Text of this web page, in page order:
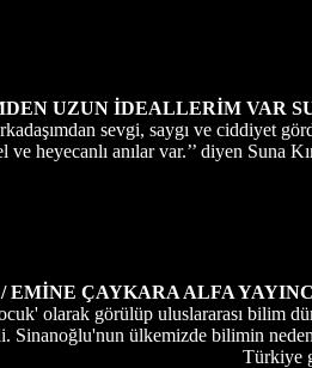
UZUN İDEALLERİM VAR
sevgi, saygı ve ciddiyet
heyecanlı anılar var.’’ diyen Suna
EMİNE ÇAYKARA ALFA
olarak görülüp uluslararası bilim
ülkemizde bilimin
Türkiye